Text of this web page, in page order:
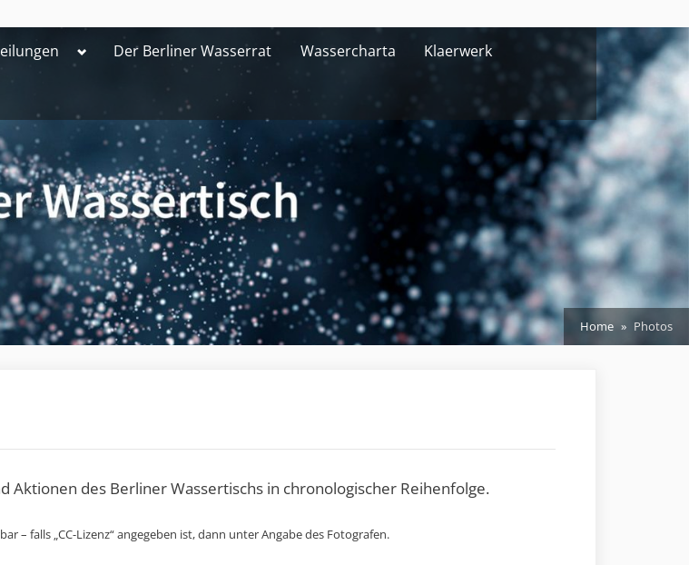
ToggleDer Berliner Wasserrat Wassercharta Klaerwerk
Home Photos
Aktionen des Berliner Wassertischs in chronologischer Reihenfolge.
– falls „CC-Lizenz“ angegeben ist, dann unter Angabe des Fotografen.